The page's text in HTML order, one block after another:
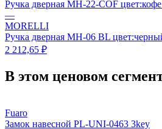
Ручка дверная MH-22-COF
—
MORELLI
Ручка дверная MH-06 BL
2 212,65 ₽
В этом ценовом
Fuaro
Замок навесной PL-UNI-0463 3key